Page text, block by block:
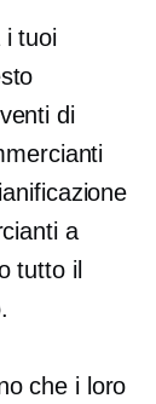
i tuoi
di
a
tutto il
che i loro